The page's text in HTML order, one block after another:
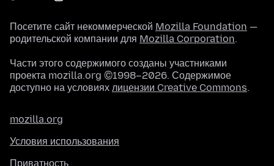
Посетите сайт некоммерческой Mozilla Foundation —
родительской компании для Mozilla Corporation.
Части этого содержимого созданы участниками
проекта mozilla.org ©1998–2026. Содержимое
доступно на условиях лицензии Creative Commons.
mozilla.org
Условия использования
Приватность